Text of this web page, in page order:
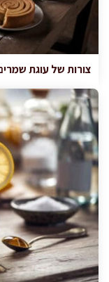
צורות של עוגת